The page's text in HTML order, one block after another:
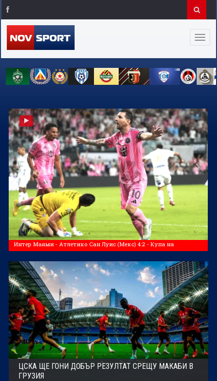
Интер Маями - Атлетико Сан Луис (Мекс) 4:2 - Купа на
Североамериканската лига
ЦСКА ЩЕ ГОНИ ДОБЪР РЕЗУЛТАТ СРЕЩУ МАКАБИ В
ГРУЗИЯ